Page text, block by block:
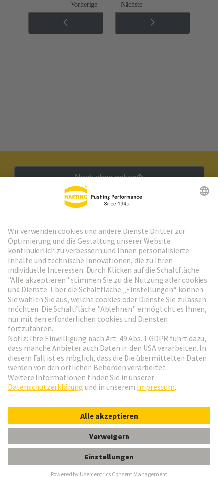
Han 46 EE-BU-C (47-92)
Vorherige Nächste
Nach oben gehen
Weiter zur Anmeldung
Social Media
Schweiz Deutsch
© HARTING Technologiegruppe
ImpressumDatenschutz-ErklärungCookie-Einstellungen
Kundeninformation